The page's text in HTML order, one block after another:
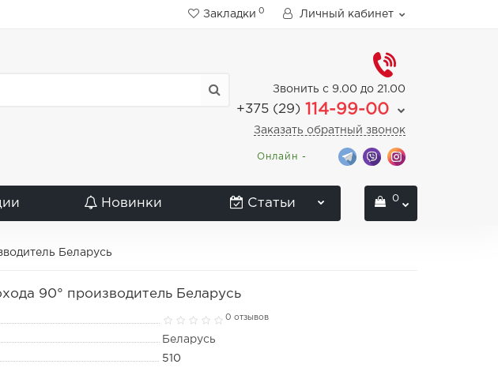
Закладки 0 Личный кабинет
Звонить с 9.00 до 21.00
+375 (29) 114-99-00
Заказать обратный звонок
Онлайн -
Новинки Статьи 0
Беларусь
90° производитель Беларусь
0 отзывов
Беларусь
510